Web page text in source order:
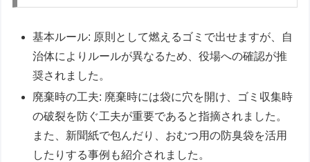
基本ルール: 原則として燃えるゴミで出せますが、自
治体によりルールが異なるため、役場への確認が推
奨されました。
廃棄時の工夫: 廃棄時には袋に穴を開け、ゴミ収集時
の破裂を防ぐ工夫が重要であると指摘されました。
また、新聞紙で包んだり、おむつ用の防臭袋を活用
したりする事例も紹介されました。